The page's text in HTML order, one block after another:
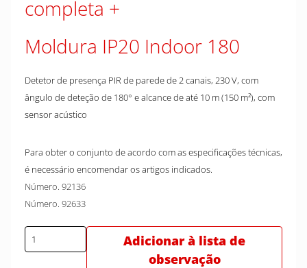
completa
Moldura IP20 Indoor 180
Detetor de presença PIR de parede de 2 canais, 230 V, com
ângulo de deteção de 180° e alcance de até 10 m (150 m²), com
sensor acústico
Para obter o conjunto de acordo com as especificações técnicas,
é necessário encomendar os artigos indicados.
Número. 92136
Número. 92633
Adicionar à lista de
observação